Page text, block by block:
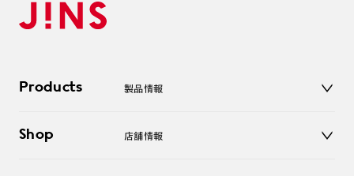
Products 製品情報
サングラス
Shop 店舗情報